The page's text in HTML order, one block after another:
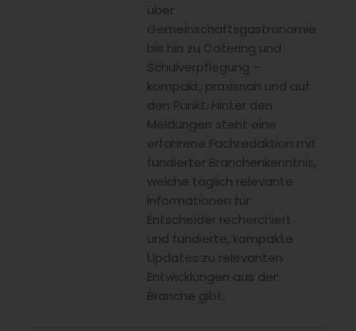
über
Gemeinschaftsgastronomie
bis hin zu Catering und
Schulverpflegung –
kompakt, praxisnah und auf
den Punkt. Hinter den
Meldungen steht eine
erfahrene Fachredaktion mit
fundierter Branchenkenntnis,
welche täglich relevante
Informationen für
Entscheider recherchiert
und fundierte, kompakte
Updates zu relevanten
Entwicklungen aus der
Branche gibt.